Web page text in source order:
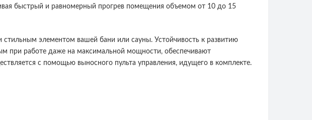
быстрый и равномерный прогрев помещения объемом от 10 до 15
стильным элементом вашей бани или сауны. Устойчивость к развитию
при работе даже на максимальной мощности, обеспечивают
с помощью выносного пульта управления, идущего в комплекте.